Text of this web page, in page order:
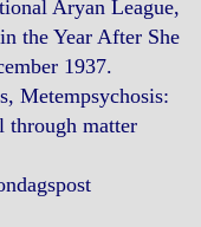
Aryan League,
the Year After She
1937.
Metempsychosis:
through matter